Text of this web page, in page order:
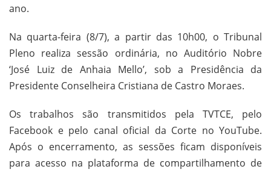
ano.
Na quarta-feira (8/7), a partir das 10h00, o Tribunal
Pleno realiza sessão ordinária, no Auditório Nobre
‘José Luiz de Anhaia Mello’, sob a Presidência da
Presidente Conselheira Cristiana de Castro Moraes.
Os trabalhos são transmitidos pela TVTCE, pelo
Facebook e pelo canal oficial da Corte no YouTube.
Após o encerramento, as sessões ficam disponíveis
para acesso na plataforma de compartilhamento de